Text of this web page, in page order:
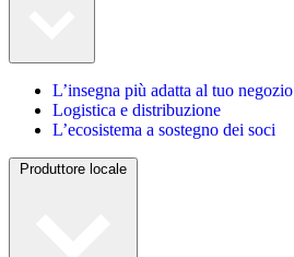
L’insegna più adatta al tuo negozio
Logistica e distribuzione
L’ecosistema a sostegno dei soci
Produttore locale